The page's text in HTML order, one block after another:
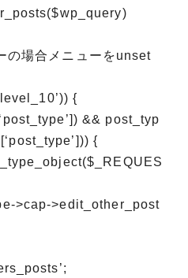
の場合メニューをunset
{
&& post_typ
{
>cap->edit_other_post